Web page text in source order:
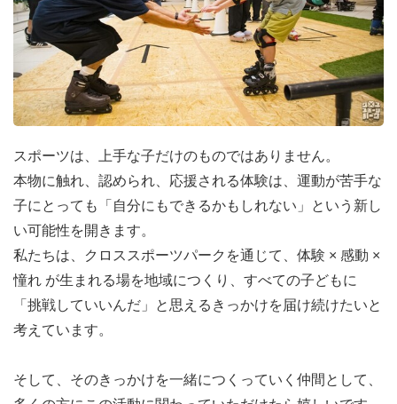
スポーツは、上手な子だけのものではありません。
本物に触れ、認められ、応援される体験は、運動が苦手な
子にとっても「自分にもできるかもしれない」という新し
い可能性を開きます。
私たちは、クロススポーツパークを通じて、体験 × 感動 ×
憧れ が生まれる場を地域につくり、すべての子どもに
「挑戦していいんだ」と思えるきっかけを届け続けたいと
考えています。
そして、そのきっかけを一緒につくっていく仲間として、